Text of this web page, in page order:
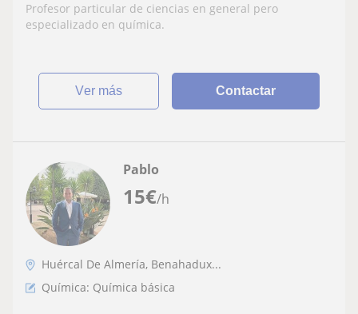
Profesor particular de ciencias en general pero
especializado en química.
ver más Contactar
15€/h
Pablo
Huércal De Almería, Benahadux...
Química: Química básica